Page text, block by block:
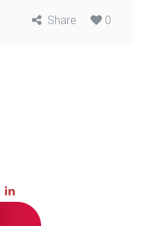
Share 0